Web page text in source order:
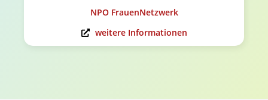
NPO FrauenNetzwerk
weitere Informationen